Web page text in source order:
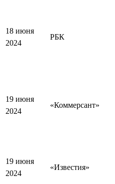
18 июня
2024
РБК
19 июня
2024
«Коммерсант»
19 июня
2024
«Известия»